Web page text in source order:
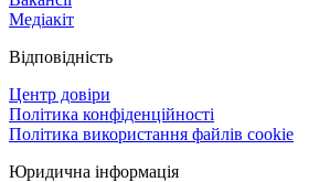
Медіакіт
Відповідність
Центр довіри
Політика конфіденційності
Політика використання файлів cookie
Юридична інформація